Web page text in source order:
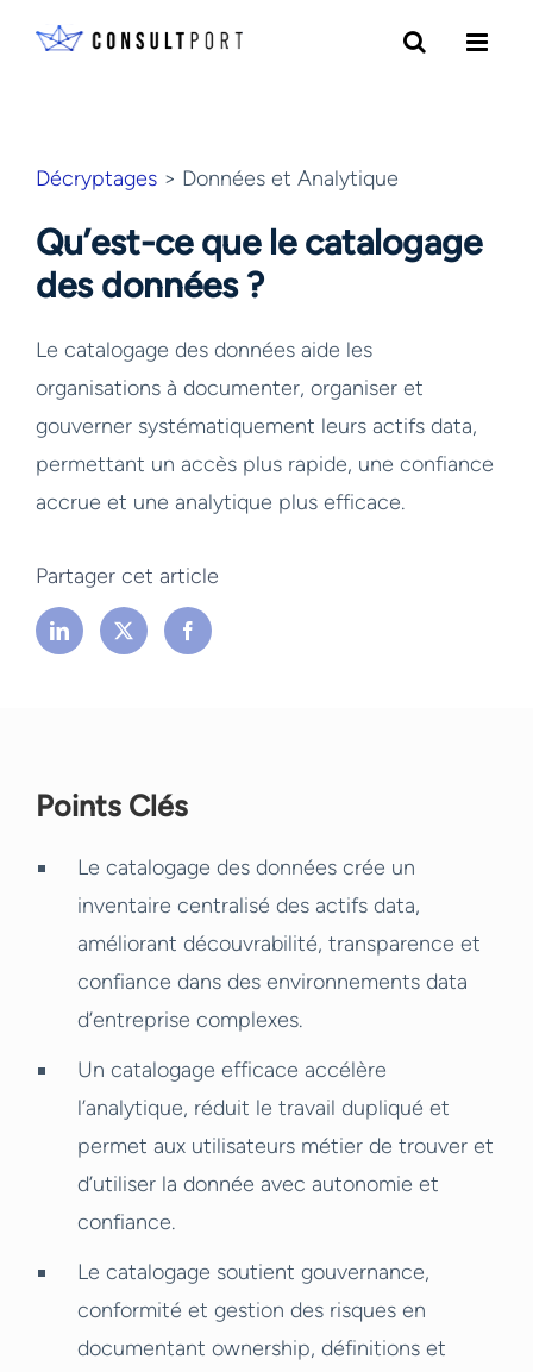
Décryptages > Données et Analytique
Qu’est-ce que le catalogage
des données ?
Le catalogage des données aide les
organisations à documenter, organiser et
gouverner systématiquement leurs actifs data,
permettant un accès plus rapide, une confiance
accrue et une analytique plus efficace.
Partager cet article
Points Clés
Le catalogage des données crée un
inventaire centralisé des actifs data,
améliorant découvrabilité, transparence et
confiance dans des environnements data
d’entreprise complexes.
Un catalogage efficace accélère
l’analytique, réduit le travail dupliqué et
permet aux utilisateurs métier de trouver et
d’utiliser la donnée avec autonomie et
confiance.
Le catalogage soutient gouvernance,
conformité et gestion des risques en
documentant ownership, définitions et